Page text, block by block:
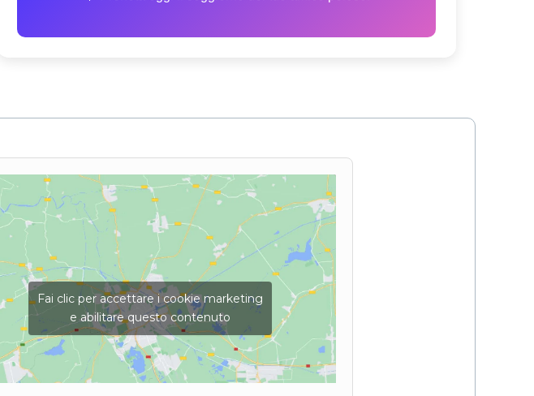
Fai clic per accettare i cookie marketing
e abilitare questo contenuto